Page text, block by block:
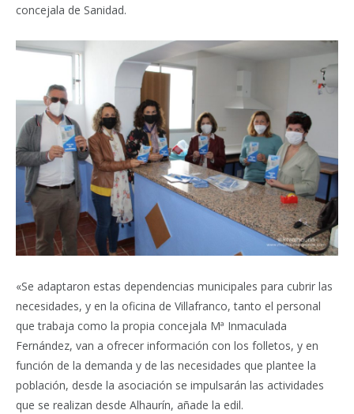
concejala de Sanidad.
«Se adaptaron estas dependencias municipales para cubrir las
necesidades, y en la oficina de Villafranco, tanto el personal
que trabaja como la propia concejala Mª Inmaculada
Fernández, van a ofrecer información con los folletos, y en
función de la demanda y de las necesidades que plantee la
población, desde la asociación se impulsarán las actividades
que se realizan desde Alhaurín, añade la edil.